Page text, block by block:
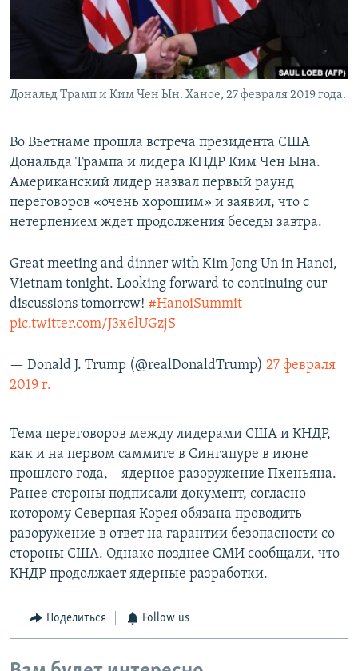
Дональд Трамп и Ким Чен Ын. Ханое, 27 февраля 2019 года.
Во Вьетнаме прошла встреча президента США
Дональда Трампа и лидера КНДР Ким Чен Ына.
Американский лидер назвал первый раунд
переговоров «очень хорошим» и заявил, что с
нетерпением ждет продолжения беседы завтра.
Great meeting and dinner with Kim Jong Un in Hanoi,
Vietnam tonight. Looking forward to continuing our
discussions tomorrow! #HanoiSummit
pic.twitter.com/J3x6lUGzjS
— Donald J. Trump (@realDonaldTrump) 27 февраля
2019 г.
Тема переговоров между лидерами США и КНДР,
как и на первом саммите в Сингапуре в июне
прошлого года, – ядерное разоружение Пхеньяна.
Ранее стороны подписали документ, согласно
которому Северная Корея обязана проводить
разоружение в ответ на гарантии безопасности со
стороны США. Однако позднее СМИ сообщали, что
КНДР продолжает ядерные разработки.
Поделиться Follow us